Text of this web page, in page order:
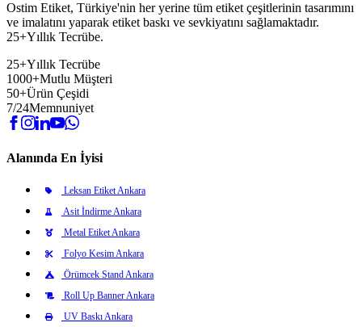
Ostim Etiket, Türkiye'nin her yerine tüm etiket çeşitlerinin tasarımını
ve imalatını yaparak etiket baskı ve sevkiyatını sağlamaktadır.
25+Yıllık Tecrübe.
25+Yıllık Tecrübe
1000+Mutlu Müşteri
50+Ürün Çeşidi
7/24Memnuniyet
Alanında En İyisi
Leksan Etiket Ankara
Asit İndirme Ankara
Metal Etiket Ankara
Folyo Kesim Ankara
Örümcek Stand Ankara
Roll Up Banner Ankara
UV Baskı Ankara